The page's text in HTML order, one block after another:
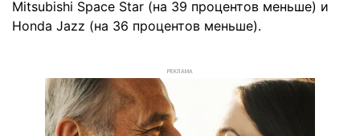
Mitsubishi Space Star (на 39 процентов меньше) и
Honda Jazz (на 36 процентов меньше).
РЕКЛАМА